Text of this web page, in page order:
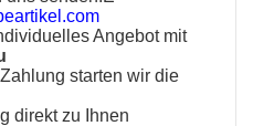
Angebot mit
starten wir die
direkt zu Ihnen